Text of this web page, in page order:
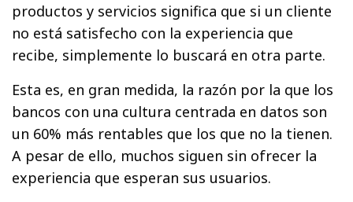
productos y servicios significa que si un cliente
no está satisfecho con la experiencia que
recibe, simplemente lo buscará en otra parte.
Esta es, en gran medida, la razón por la que los
bancos con una cultura centrada en datos son
un 60% más rentables que los que no la tienen.
A pesar de ello, muchos siguen sin ofrecer la
experiencia que esperan sus usuarios.